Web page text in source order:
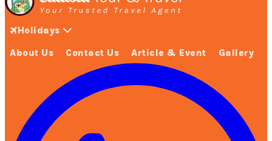
Holidays
About Us Contact Us Article & Event Gallery